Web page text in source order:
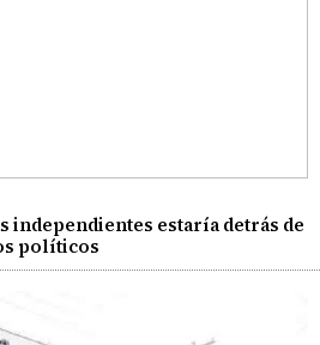
independientes estaría detrás de
políticos